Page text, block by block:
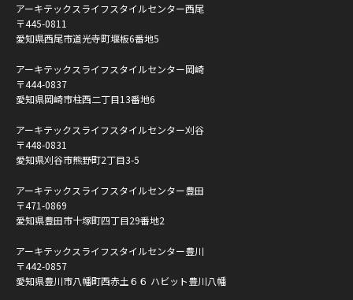
アーキテックスライフスタイルセンター西尾
〒445-0811
愛知県西尾市道光寺町堰板6番地5
アーキテックスライフスタイルセンター岡崎
〒444-0837
愛知県岡崎市柱西二丁目13番地6
アーキテックスライフスタイルセンター刈谷
〒448-0831
愛知県刈谷市熊野町2丁目3-5
アーキテックスライフスタイルセンター豊田
〒471-0869
愛知県豊田市十塚町四丁目29番地2
アーキテックスライフスタイルセンター豊川
〒442-0857
愛知県豊川市八幡町西赤土６６ ハビット豊川八幡